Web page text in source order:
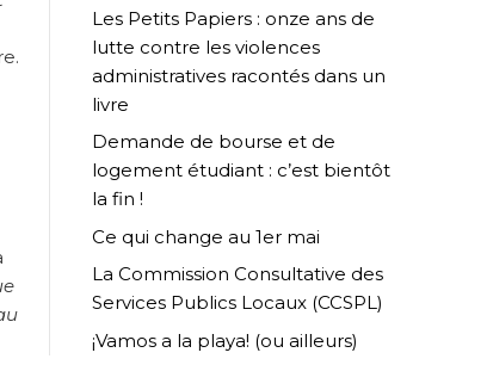
Les Petits Papiers : onze ans de
lutte contre les violences
administratives racontés dans un
livre
Demande de bourse et de
logement étudiant : c’est bientôt
la fin !
Ce qui change au 1er mai
La Commission Consultative des
Services Publics Locaux (CCSPL)
¡Vamos a la playa! (ou ailleurs)